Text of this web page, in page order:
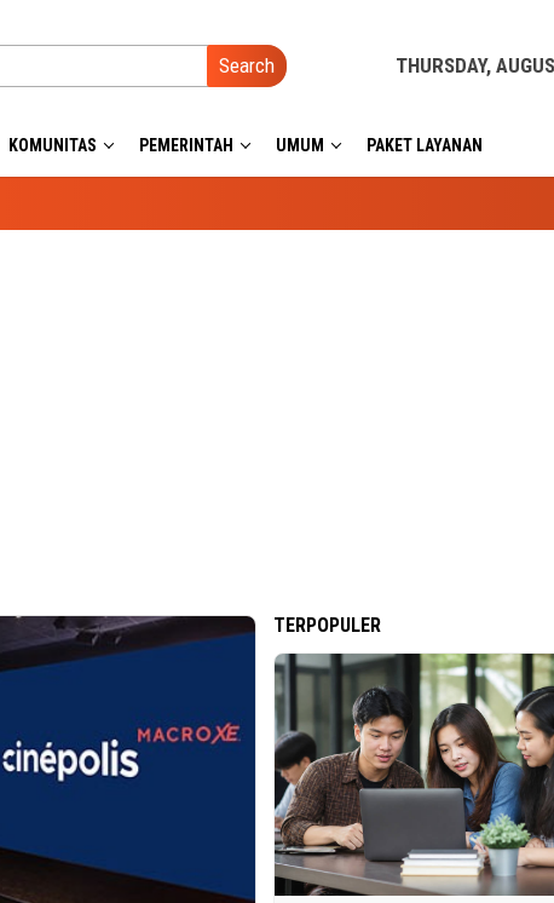
Search THURSDAY,
KOMUNITAS PEMERINTAH UMUM PAKET LAYANAN
TERPOPULER